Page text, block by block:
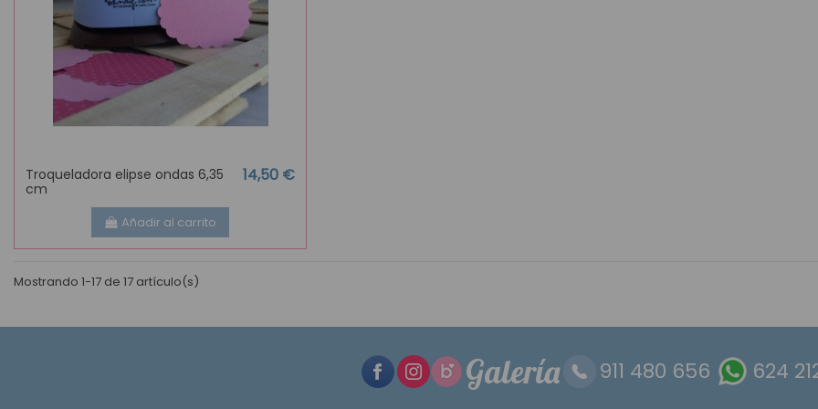
Troqueladora elipse ondas 6,35
cm
14,50 €
Añadir al carrito
Mostrando 1-17 de 17 artículo(s)
Galería 911 480 656 624